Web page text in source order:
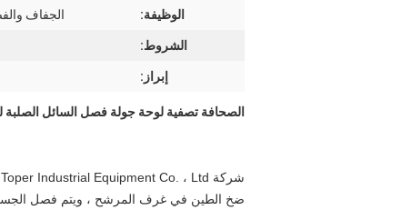
الوظيفة: الجفاف
الشروط:
إبراز:
الصحافة تصفية لوحة جولة فصل السائل الصلبة